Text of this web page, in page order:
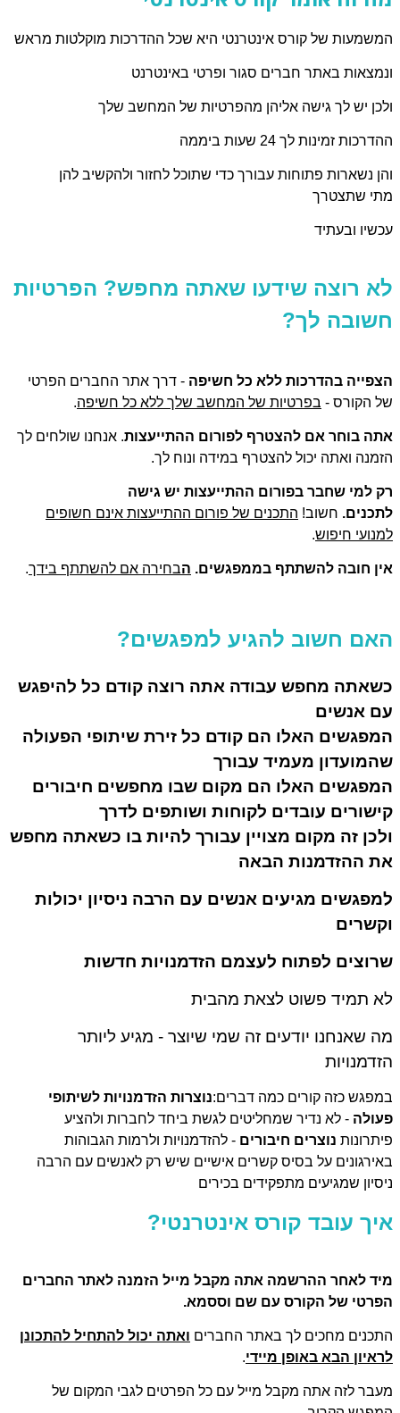
של קורס אינטרנטי היא שכל ההדרכות מוקלטות מראש
באתר חברים סגור ופרטי באינטרנט
יש לך גישה אליהן מהפרטיות של המחשב שלך
זמינות לך 24 שעות ביממה
נשארות פתוחות עבורך כדי שתוכל לחזור ולהקשיב להן
שתצטרך
ובעתיד
רוצה שידעו שאתה מחפש? הפרטיות
לך?
בהדרכות ללא כל חשיפה- דרך אתר החברים הפרטי
הקורס -בפרטיות של המחשב שלך ללא כל חשיפה.
בוחר אם להצטרף לפורום ההתייעצות. אנחנו שולחים לך
ואתה יכול להצטרף במידה ונוח לך.
למי שחבר בפורום ההתייעצות יש גישה
חשוב!התכנים של פורום ההתייעצות אינם חשופים
חיפוש.
חובה להשתתף בממפגשים.הבחירה אם להשתתף בידך.
חשוב להגיע למפגשים?
מחפש עבודה אתה רוצה קודם כל להיפגש
אנשים
האלו הם קודם כל זירת שיתופי הפעולה
מעמיד עבורך
האלו הם מקום שבו מחפשים חיבורים
עובדים לקוחות ושותפים לדרך
זה מקום מצויין עבורך להיות בו כשאתה מחפש
ההזדמנות הבאה
מגיעים אנשים עם הרבה ניסיון יכולות
לפתוח לעצמם הזדמנויות חדשות
תמיד פשוט לצאת מהבית
שאנחנו יודעים זה שמי שיוצר - מגיע ליותר
כזה קורים כמה דברים:נוצרות הזדמנויות לשיתופי
- לא נדיר שמחליטים לגשת ביחד לחברות ולהציע
נוצרים חיבורים- להזדמנויות ולרמות הגבוהות
על בסיס קשרים אישיים שיש רק לאנשים עם הרבה
שמגיעים מתפקידים בכירים
עובד קורס אינטרנטי?
לאחר ההרשמה אתה מקבל מייל הזמנה לאתר החברים
של הקורסעם שם וססמא.
מחכים לך באתר החבריםואתה יכול להתחיל להתכונן
הבא באופן מיידי.
לזה אתה מקבל מייל עם כל הפרטים לגבי המקום של